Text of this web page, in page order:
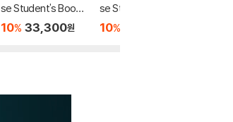
se Student's Book
with Answers and In
10% 33,300원
se Student's Book
with Answers
10%